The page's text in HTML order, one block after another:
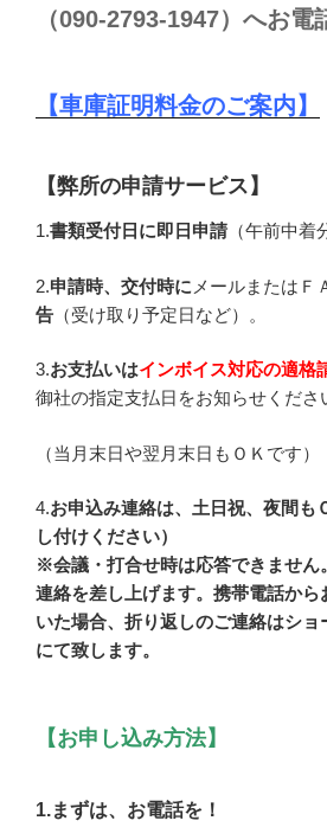
（090-2793-1947）へお電
【車庫証明料金のご案内】
【弊所の申請サービス】
1.書類受付日に即日申請 （午前中着
2.申請時、交付時に メールまたはＦ
告 （受け取り予定日など）。
3.お支払いはインボイス対応の適格
御社の指定支払日をお知らせくださ
（当月末日や翌月末日もＯＫです）
4.お申込み連絡は、土日祝、夜間も
し付けください）
※会議・打合せ時は応答できません
連絡を差し上げます。携帯電話から
いた場合、折り返しのご連絡はショ
にて致します。
【お申し込み方法】
1.まずは、お電話を！